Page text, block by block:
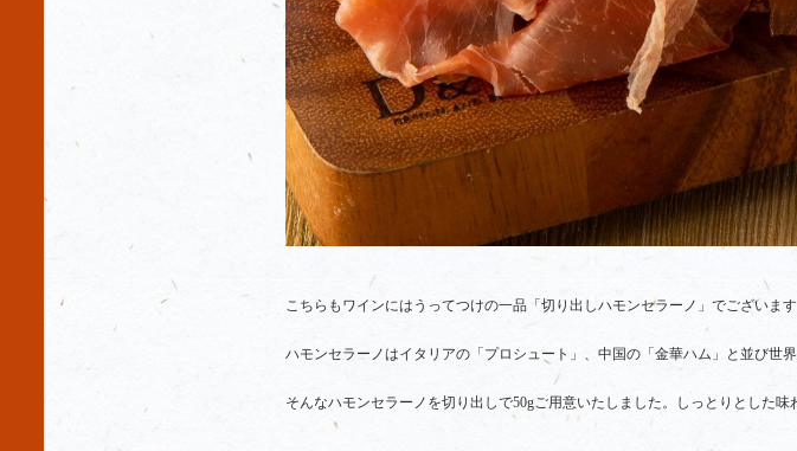
こちらもワインにはうってつけの一品「切り出しハモンセラーノ」でございます
ハモンセラーノはイタリアの「プロシュート」、中国の「金華ハム」と並び世
そんなハモンセラーノを切り出しで50gご用意いたしました。しっとりとした